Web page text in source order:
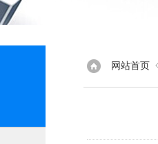
网站首页